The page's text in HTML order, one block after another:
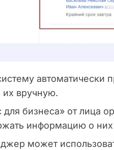
автоматически
вручную.
бизнеса» от лица
информацию о
может